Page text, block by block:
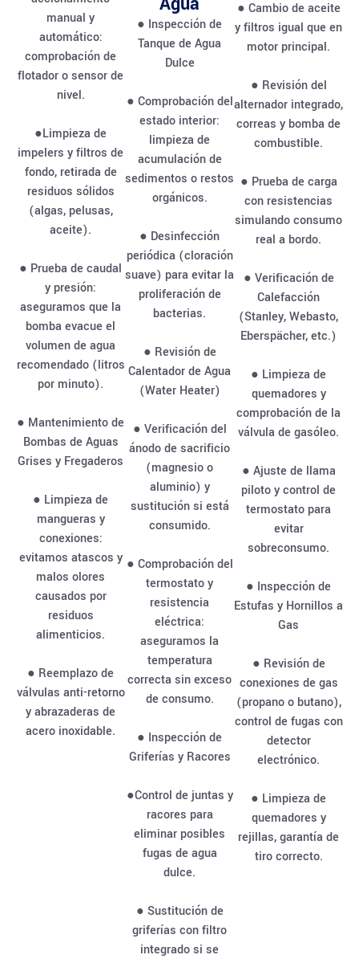
manual y
automático:
comprobación de
flotador o sensor de
nivel.
●Limpieza de
impelers y filtros de
fondo, retirada de
residuos sólidos
(algas, pelusas,
aceite).
● Prueba de caudal
y presión:
aseguramos que la
bomba evacue el
volumen de agua
recomendado (litros
por minuto).
● Mantenimiento de
Bombas de Aguas
Grises y Fregaderos
● Limpieza de
mangueras y
conexiones:
evitamos atascos y
malos olores
causados por
residuos
alimenticios.
● Reemplazo de
válvulas anti-retorno
y abrazaderas de
acero inoxidable.
● Inspección de
Tanque de Agua
Dulce
● Comprobación del
estado interior:
limpieza de
acumulación de
sedimentos o restos
orgánicos.
● Desinfección
periódica (cloración
suave) para evitar la
proliferación de
bacterias.
● Revisión de
Calentador de Agua
(Water Heater)
● Verificación del
ánodo de sacrificio
(magnesio o
aluminio) y
sustitución si está
consumido.
● Comprobación del
termostato y
resistencia
eléctrica:
aseguramos la
temperatura
correcta sin exceso
de consumo.
● Inspección de
Griferías y Racores
●Control de juntas y
racores para
eliminar posibles
fugas de agua
dulce.
● Sustitución de
griferías con filtro
integrado si se
● Cambio de aceite
y filtros igual que en
motor principal.
● Revisión del
alternador integrado,
correas y bomba de
combustible.
● Prueba de carga
con resistencias
simulando consumo
real a bordo.
● Verificación de
Calefacción
(Stanley, Webasto,
Eberspächer, etc.)
● Limpieza de
quemadores y
comprobación de la
válvula de gasóleo.
● Ajuste de llama
piloto y control de
termostato para
evitar
sobreconsumo.
● Inspección de
Estufas y Hornillos a
Gas
● Revisión de
conexiones de gas
(propano o butano),
control de fugas con
detector
electrónico.
● Limpieza de
quemadores y
rejillas, garantía de
tiro correcto.